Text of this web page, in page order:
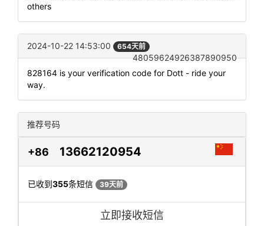
others
2024-10-22 14:53:00 654天前
48059624926387890950
828164 is your verification code for Dott - ride your
way.
推荐号码
+86 13662120954
已收到355条短信 39天前
立即接收短信